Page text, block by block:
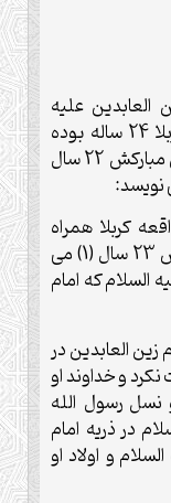
علیه
السلام در واقعه جان گداز و خونین کربلا 24 ساله بوده
است و بعضی دیگر نوشته اند که از سن مبارکش 22 سال
کربلا همراه
پدرش بود و در آن هنگام از عمر شریفش 23 سال (1) می
السلام که امام
زین العابدین در
و خداوند او
رسول الله
در ذریه امام
و اولاد او